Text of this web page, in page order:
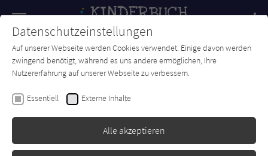
SUCHE Forum Charts Newsletter
Christina Herr
Datenschutzeinstellungen
Auf unserer Webseite werden Cookies verwendet. Einige davon werden
zwingend benötigt, während es uns andere ermöglichen, Ihre
Nutzererfahrung auf unserer Webseite zu verbessern.
Essentiell Externe Inhalte
Alle akzeptieren